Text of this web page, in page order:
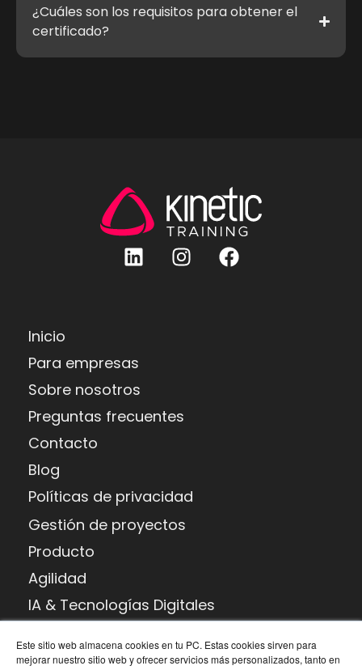
Este sitio web almacena cookies en tu PC. Estas cookies sirven para
mejorar nuestro sitio web y ofrecer servicios más personalizados, tanto en
¿Cuáles son los requisitos para obtener el
certificado?
Inicio
Para empresas
Sobre nosotros
Preguntas frecuentes
Contacto
Blog
Políticas de privacidad
Gestión de proyectos
Producto
Agilidad
IA & Tecnologías Digitales
Transformación digital